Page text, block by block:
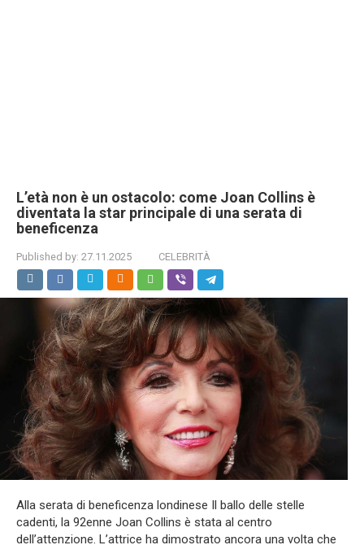
L’età non è un ostacolo: come Joan Collins è
diventata la star principale di una serata di
beneficenza
Published by: 27.11.2025 CELEBRITÀ
Alla serata di beneficenza londinese Il ballo delle stelle
cadenti, la 92enne Joan Collins è stata al centro
dell’attenzione. L’attrice ha dimostrato ancora una volta che